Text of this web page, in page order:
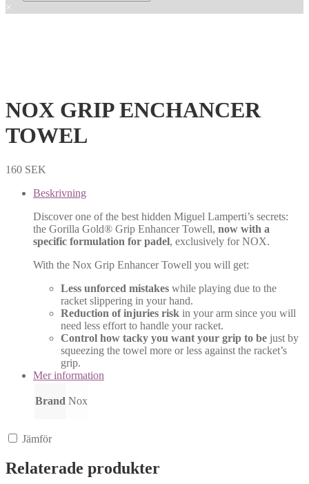
×
NOX GRIP ENCHANCER
TOWEL
160 SEK
Beskrivning
Discover one of the best hidden Miguel Lamperti’s secrets:
the Gorilla Gold® Grip Enhancer Towell, now with a
specific formulation for padel, exclusively for NOX.
With the Nox Grip Enhancer Towell you will get:
Less unforced mistakes while playing due to the
racket slippering in your hand.
Reduction of injuries risk in your arm since you will
need less effort to handle your racket.
Control how tacky you want your grip to be just by
squeezing the towel more or less against the racket’s
grip.
Mer information
Brand Nox
Jämför
Relaterade produkter